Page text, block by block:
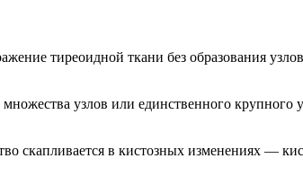
тиреоидной ткани без образования
множества узлов или единственного
скапливается в кистозных изменениях —